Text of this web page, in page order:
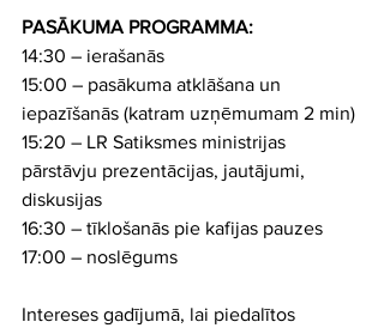
PASĀKUMA PROGRAMMA:
14:30 – ierašanās
15:00 – pasākuma atklāšana un
iepazīšanās (katram uzņēmumam 2 min)
15:20 – LR Satiksmes ministrijas
pārstāvju prezentācijas, jautājumi,
diskusijas
16:30 – tīklošanās pie kafijas pauzes
17:00 – noslēgums
Intereses gadījumā, lai piedalītos